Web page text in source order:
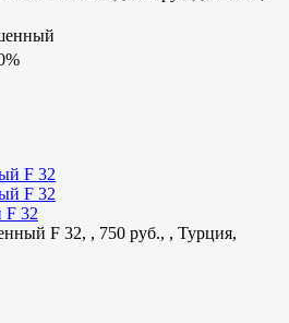
F 32
F 32, , 750 руб., , Турция,